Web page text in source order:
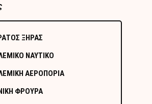
ΞΗΡΑΣ
ΝΑΥΤΙΚΟ
ΑΕΡΟΠΟΡΙΑ
ΦΡΟΥΡΑ